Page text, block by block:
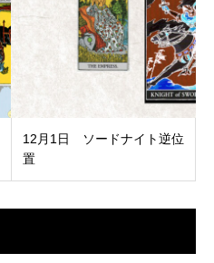
12月1日 ソードナイト逆位
置